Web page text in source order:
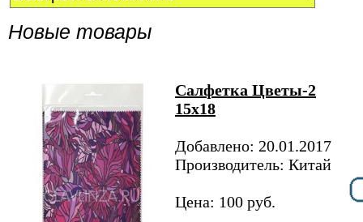
Новые товары
Салфетка Цветы-2
15х18
Добавлено: 20.01.2017
Производитель: Китай
Цена: 100 руб.